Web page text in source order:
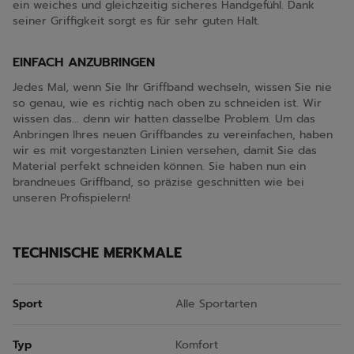
ein weiches und gleichzeitig sicheres Handgefühl. Dank
seiner Griffigkeit sorgt es für sehr guten Halt.
EINFACH ANZUBRINGEN
Jedes Mal, wenn Sie Ihr Griffband wechseln, wissen Sie nie
so genau, wie es richtig nach oben zu schneiden ist. Wir
wissen das... denn wir hatten dasselbe Problem. Um das
Anbringen Ihres neuen Griffbandes zu vereinfachen, haben
wir es mit vorgestanzten Linien versehen, damit Sie das
Material perfekt schneiden können. Sie haben nun ein
brandneues Griffband, so präzise geschnitten wie bei
unseren Profispielern!
TECHNISCHE MERKMALE
Sport Alle Sportarten
Typ Komfort